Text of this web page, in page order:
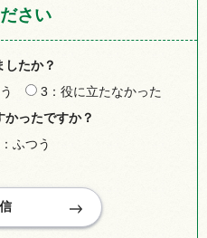
さい
したか？
3：役に立たなかった
ったですか？
ふつう